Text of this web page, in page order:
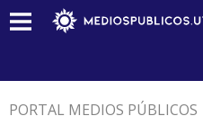
PORTAL MEDIOS PÚBLICOS